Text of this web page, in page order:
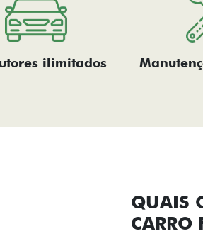
ilimitados
QUAIS
CARRO